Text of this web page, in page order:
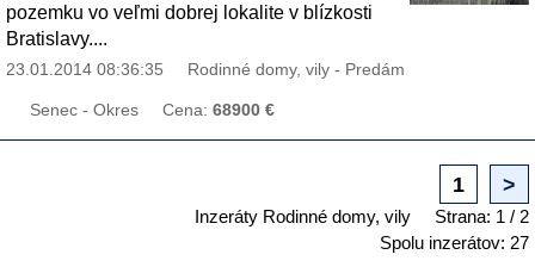
pozemku vo veľmi dobrej lokalite v blízkosti
Bratislavy....
23.01.2014 08:36:35 Rodinné domy, vily - Predám
Senec - Okres Cena: 68900 €
1 >
Inzeráty Rodinné domy, vily
Strana: 1 / 2
Spolu inzerátov: 27